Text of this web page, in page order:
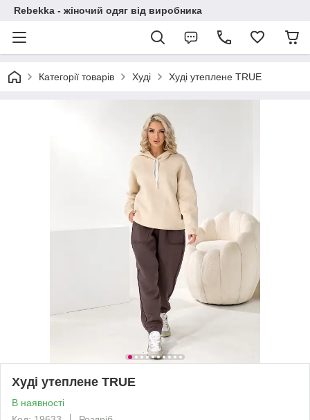
Rebekka - жіночий одяг від виробника
Категорії товарів Худі Худі утеплене TRUE
Худі утеплене TRUE
В наявності